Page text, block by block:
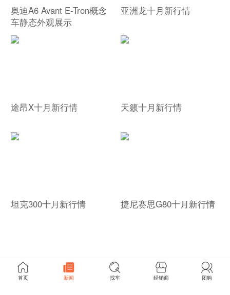
奥迪A6 Avant E-Tron概念
车静态外观展示
亚洲龙十月新行情
途昂X十月新行情 天籁十月新行情
坦克300十月新行情 捷尼赛思G80十月新行情
首页 新闻 找车 经销商 团购